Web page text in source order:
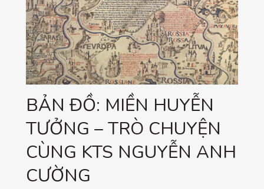
BẢN ĐỒ: MIỀN HUYỄN
TƯỞNG – TRÒ CHUYỆN
CÙNG KTS NGUYỄN ANH
CƯỜNG